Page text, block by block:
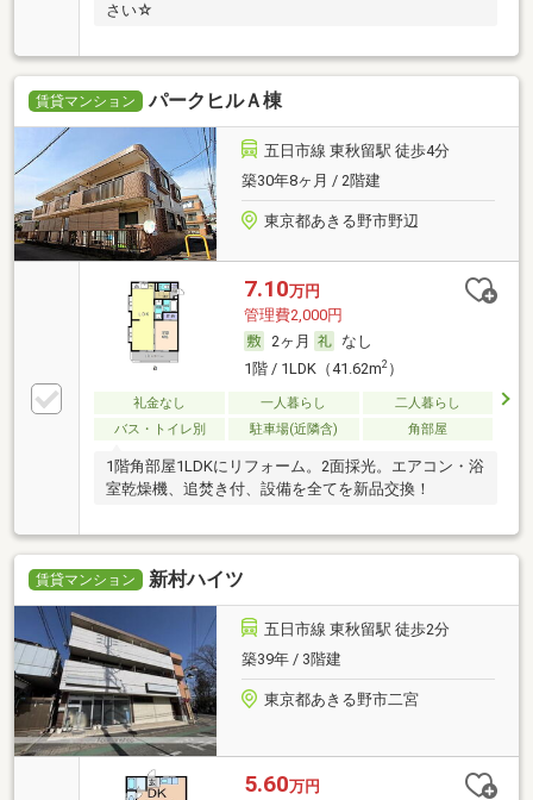
さい☆
賃貸マンション パークヒルＡ棟
五日市線 東秋留駅 徒歩4分
築30年8ヶ月 / 2階建
東京都あきる野市野辺
7.10万円
管理費2,000円
2ヶ月
なし
1階 / 1LDK（41.62m2）
礼金なし 一人暮らし
二人暮らし
バス・トイレ別
駐車場(近隣含) 角部屋
1階角部屋1LDKにリフォーム。2面採光。エアコン・浴
室乾燥機、追焚き付、設備を全てを新品交換！
賃貸マンション 新村ハイツ
五日市線 東秋留駅 徒歩2分
築39年 / 3階建
東京都あきる野市二宮
5.60万円